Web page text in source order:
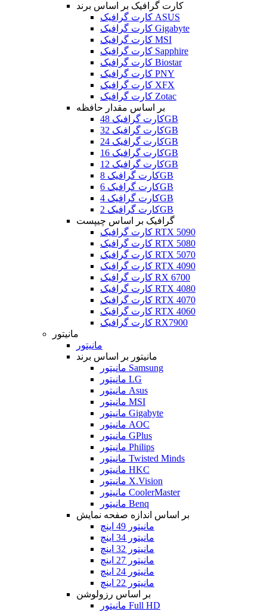
کارت گرافیک بر اساس برند
کارت گرافیک ASUS
کارت گرافیک Gigabyte
کارت گرافیک MSI
کارت گرافیک Sapphire
کارت گرافیک Biostar
کارت گرافیک PNY
کارت گرافیک XFX
کارت گرافیک Zotac
بر اساس مقدار حافظه
کارت گرافیک 48GB
کارت گرافیک 32GB
کارت گرافیک 24GB
کارت گرافیک 16GB
کارت گرافیک 12GB
کارت گرافیک 8GB
کارت گرافیک 6GB
کارت گرافیک 4GB
کارت گرافیک 2GB
گرافیک بر اساس چیپست
کارت گرافیک RTX 5090
کارت گرافیک RTX 5080
کارت گرافیک RTX 5070
کارت گرافیک RTX 4090
کارت گرافیک RX 6700
کارت گرافیک RTX 4080
کارت گرافیک RTX 4070
کارت گرافیک RTX 4060
کارت گرافیک RX7900
مانیتور
مانیتور
مانیتور بر اساس برند
مانیتور Samsung
مانیتور LG
مانیتور Asus
مانیتور MSI
مانیتور Gigabyte
مانیتور AOC
مانیتور GPlus
مانیتور Philips
مانیتور Twisted Minds
مانیتور HKC
مانیتور X.Vision
مانیتور CoolerMaster
مانیتور Benq
بر اساس اندازه صفحه نمایش
مانیتور 49 اینچ
مانیتور 34 اینچ
مانیتور 32 اینچ
مانیتور 27 اینچ
مانیتور 24 اینچ
مانیتور 22 اینچ
بر اساس رزولوشن
مانیتور Full HD